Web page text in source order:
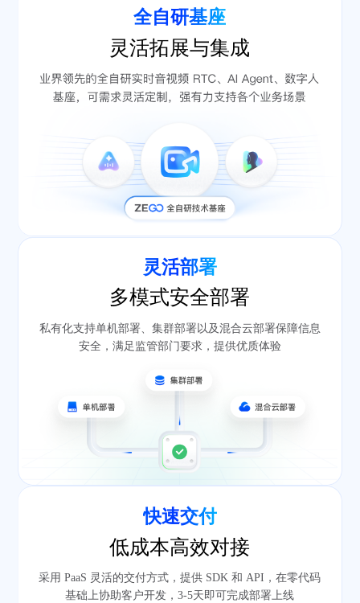
同时管理多智能体会
IM 文字与语音通话一
键切换
更多AI Agent能力
力，提升互动体验
快速做出准确回应
场景灵活适配
短视频、直播等多种场
灵活高效对接
提供API接口与SDK，
更多数字人能力
全自研基座
灵活拓展与集成
灵活部署
多模式安全部署
私有化支持单机部署、集群部署以及混合云部署保障信息
安全，满足监管部门要求，提供优质体验
快速交付
低成本高效对接
采用 PaaS 灵活的交付方式，提供 SDK 和 API，在零代码
基础上协助客户开发，3-5天即可完成部署上线